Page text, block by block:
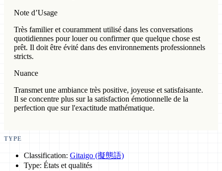
Note d’Usage
Très familier et couramment utilisé dans les conversations
quotidiennes pour louer ou confirmer que quelque chose est
prêt. Il doit être évité dans des environnements professionnels
stricts.
Nuance
Transmet une ambiance très positive, joyeuse et satisfaisante.
Il se concentre plus sur la satisfaction émotionnelle de la
perfection que sur l'exactitude mathématique.
TYPE
Classification: Gitaigo (擬態語)
Type: États et qualités